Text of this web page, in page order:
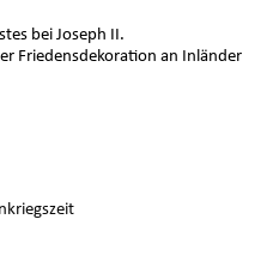
bei Joseph II.
Friedensdekoration an Inländer